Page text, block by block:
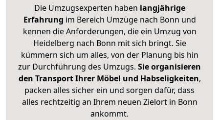
Die Umzugsexperten haben langjährige
Erfahrung im Bereich Umzüge nach Bonn und
kennen die Anforderungen, die ein Umzug von
Heidelberg nach Bonn mit sich bringt. Sie
kümmern sich um alles, von der Planung bis hin
zur Durchführung des Umzugs. Sie organisieren
den Transport Ihrer Möbel und Habseligkeiten,
packen alles sicher ein und sorgen dafür, dass
alles rechtzeitig an Ihrem neuen Zielort in Bonn
ankommt.